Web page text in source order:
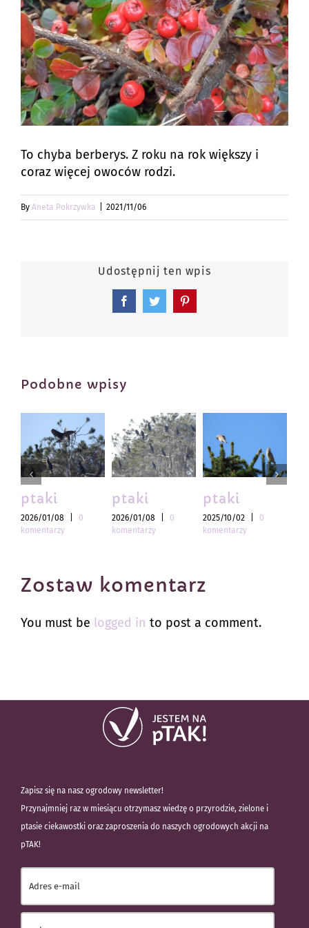
To chyba berberys. Z roku na rok większy i
coraz więcej owoców rodzi.
By Aneta Pokrzywka 2021/11/06
Udostępnij ten wpis
FacebookTwitterPinterest
Podobne wpisy
ptaki
2026/01/08
0
komentarzy
ptaki
2026/01/08
0
komentarzy
ptaki
2025/10/02
0
komentarzy
Zostaw komentarz
You must be logged in to post a comment.
Zapisz się na nasz ogrodowy newsletter!
Przynajmniej raz w miesiącu otrzymasz wiedzę o przyrodzie, zielone i
ptasie ciekawostki oraz zaproszenia do naszych ogrodowych akcji na
pTAK!